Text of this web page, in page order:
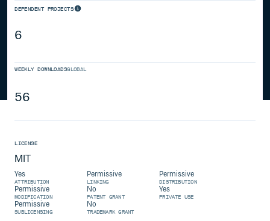
DEPENDENT PROJECTS
6
WEEKLY DOWNLOADSGLOBAL
56
LICENSE
MIT
Yes
ATTRIBUTION
Permissive
LINKING
Permissive
DISTRIBUTION
Permissive
MODIFICATION
No
PATENT GRANT
Yes
PRIVATE USE
Permissive
SUBLICENSING
No
TRADEMARK GRANT